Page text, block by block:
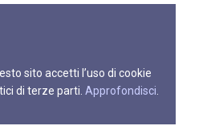
sito accetti l’uso di cookie
di terze parti. Approfondisci